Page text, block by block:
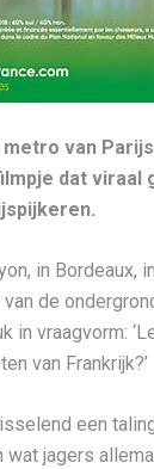
van
dat
in
van de
vraagvorm:
van Frankrijk?’
een
wat jagers